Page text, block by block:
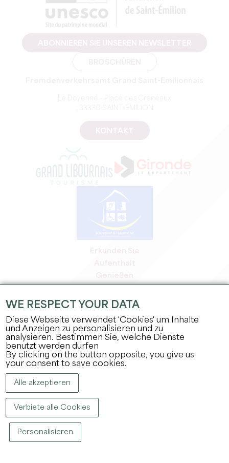
Profi-Bereich
Presse-Bereich
Jobs & Praktika
Rechtliche Informationen
Datenschutz
COPYRIGHT © 2026 BÜRO FÜR TOURISMUS DES GROSSEN SAINT-ÉMILIONNAIS
WE RESPECT YOUR DATA
Diese Webseite verwendet 'Cookies' um Inhalte
und Anzeigen zu personalisieren und zu
analysieren. Bestimmen Sie, welche Dienste
benutzt werden dürfen
By clicking on the button opposite, you give us
your consent to save cookies.
Alle akzeptieren
Verbiete alle Cookies
Personalisieren